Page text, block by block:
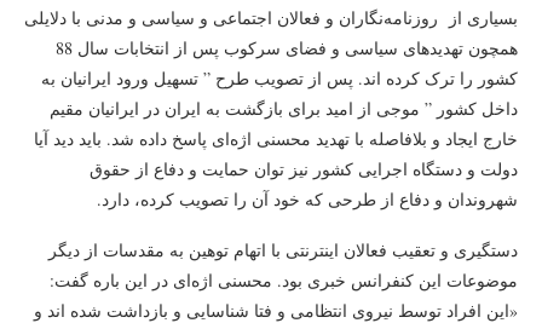
بسیاری از روزنامه‌نگاران و فعالان اجتماعی و سیاسی و مدنی با دلایلی
همچون تهدیدهای سیاسی و فضای سرکوب پس از انتخابات سال 88
کشور را ترک کرده اند. پس از تصویب طرح ” تسهیل ورود ایرانیان به
داخل کشور ” موجی از امید برای بازگشت به ایران در ایرانیان مقیم
خارج ایجاد و بلافاصله با تهدید محسنی اژه‌ای پاسخ داده شد. باید دید آیا
دولت و دستگاه اجرایی کشور نیز توان حمایت و دفاع از حقوق
شهروندان و دفاع از طرحی که خود آن را تصویب کرده، دارد.
دستگیری و تعقیب فعالان اینترنتی با اتهام توهین به مقدسات از دیگر
موضوعات این کنفرانس خبری بود. محسنی اژه‌ای در این باره گفت:
«این افراد توسط نیروی انتظامی و فتا شناسایی و بازداشت شده اند و